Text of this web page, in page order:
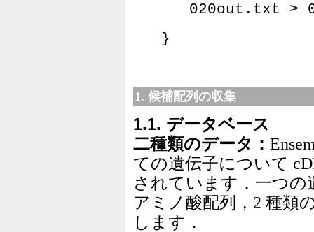
020out.txt >
}
1. 候補配列の収集
1.1. データベース
二種類のデータ：
ての遺伝子について
されています．一つの
アミノ酸配列，2 種類
します．